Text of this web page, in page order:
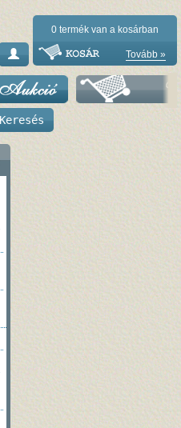
0 termék van a kosárban
Tovább »